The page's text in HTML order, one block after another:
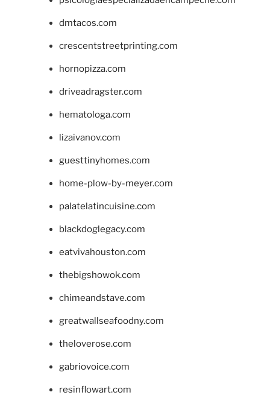
dmtacos.com
crescentstreetprinting.com
hornopizza.com
driveadragster.com
hematologa.com
lizaivanov.com
guesttinyhomes.com
home-plow-by-meyer.com
palatelatincuisine.com
blackdoglegacy.com
eatvivahouston.com
thebigshowok.com
chimeandstave.com
greatwallseafoodny.com
theloverose.com
gabriovoice.com
resinflowart.com